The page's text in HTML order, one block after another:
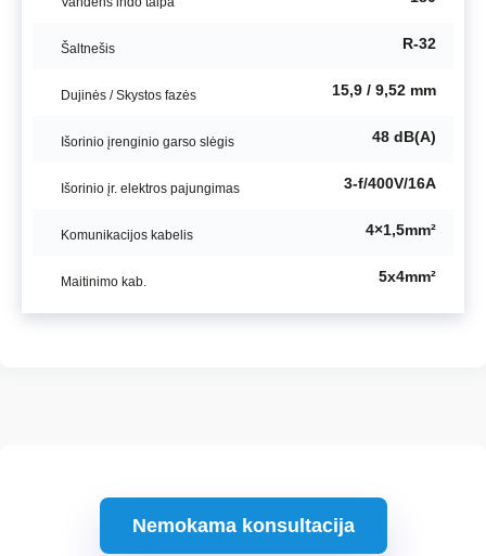
Šaltnešis R-32
Dujinės / Skystos fazės 15,9 / 9,52 mm
Išorinio įrenginio garso slėgis 48 dB(A)
Išorinio įr. elektros pajungimas 3-f/400V/16A
Komunikacijos kabelis 4×1,5mm²
Maitinimo kab. 5x4mm²
Nemokama konsultacija